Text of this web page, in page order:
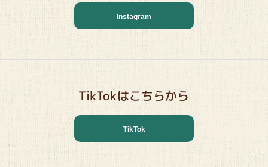
Instagram
TikTokはこちらから
TikTok